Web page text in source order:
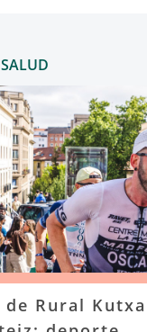
Rural Kutxa